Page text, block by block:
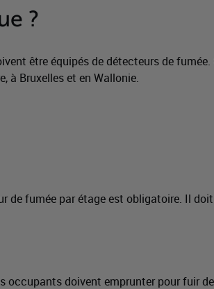
?
être équipés de détecteurs de
à Bruxelles et en Wallonie.
de fumée par étage est obligatoire. Il
occupants doivent emprunter pour fuir